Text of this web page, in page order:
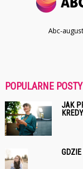
Abc-
POPULARNE POSTY
JAK